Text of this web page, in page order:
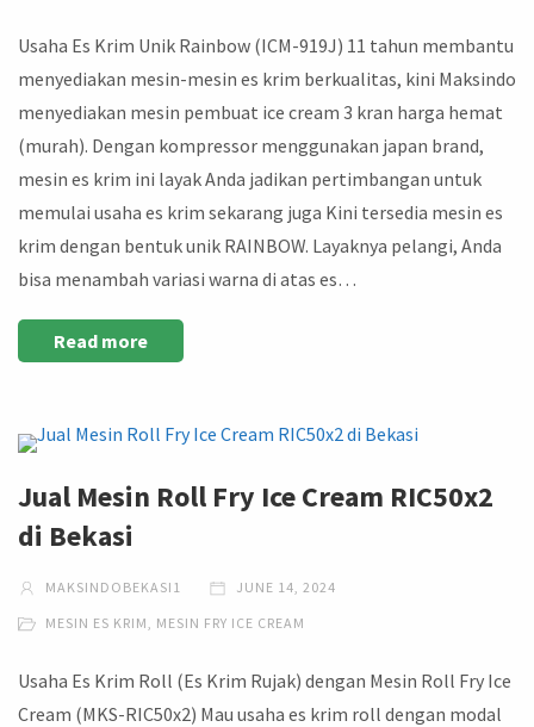
Usaha Es Krim Unik Rainbow (ICM-919J) 11 tahun membantu
menyediakan mesin-mesin es krim berkualitas, kini Maksindo
menyediakan mesin pembuat ice cream 3 kran harga hemat
(murah). Dengan kompressor menggunakan japan brand,
mesin es krim ini layak Anda jadikan pertimbangan untuk
memulai usaha es krim sekarang juga Kini tersedia mesin es
krim dengan bentuk unik RAINBOW. Layaknya pelangi, Anda
bisa menambah variasi warna di atas es…
Read more
Jual Mesin Roll Fry Ice Cream RIC50x2
di Bekasi
MAKSINDOBEKASI1 JUNE 14, 2024
MESIN ES KRIM MESIN FRY ICE CREAM
Usaha Es Krim Roll (Es Krim Rujak) dengan Mesin Roll Fry Ice
Cream (MKS-RIC50x2) Mau usaha es krim roll dengan modal